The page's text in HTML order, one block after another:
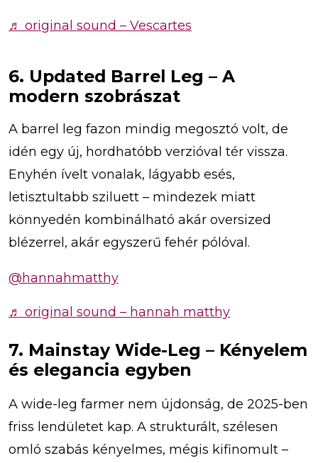
♬ original sound – Vescartes
6. Updated Barrel Leg – A
modern szobrászat
A barrel leg fazon mindig megosztó volt, de
idén egy új, hordhatóbb verzióval tér vissza.
Enyhén ívelt vonalak, lágyabb esés,
letisztultabb sziluett – mindezek miatt
könnyedén kombinálható akár oversized
blézerrel, akár egyszerű fehér pólóval.
@hannahmatthy
♬ original sound – hannah matthy
7. Mainstay Wide-Leg – Kényelem
és elegancia egyben
A wide-leg farmer nem újdonság, de 2025-ben
friss lendületet kap. A strukturált, szélesen
omló szabás kényelmes, mégis kifinomult –